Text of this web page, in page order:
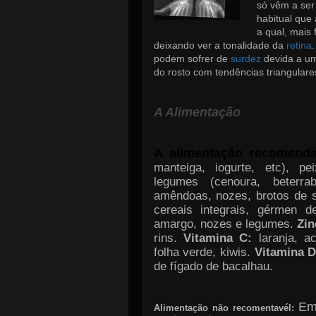
só vêm a
habitual que
a qual, mais
deixando ver a tonalidade da retina
podem sofrer de surdezdevida a
do rosto com tendências
A Alimentação
manteiga, iogurte, etc),
legumes (cenoura,
amêndoas, nozes, brotos
cereais integrais, gérmen
amargo, nozes e legumes.
rins. Vitamina C:
laranja,
folha verde, kiwis. Vitamina D
de fígado de bacalhau.
Alimentação não recomentavél: